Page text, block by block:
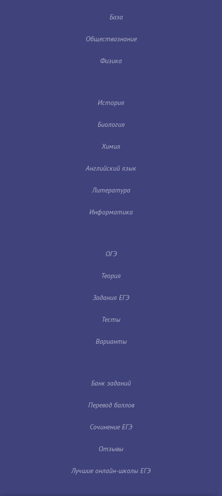
База
Обществознание
Физика
История
Биология
Химия
Английский язык
Литература
Информатика
ОГЭ
Теория
Задания ЕГЭ
Тесты
Варианты
Банк заданий
Перевод баллов
Сочинение ЕГЭ
Отзывы
Лучшие онлайн-школы ЕГЭ